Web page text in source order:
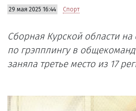
29 мая 2025 16:44 Спорт
Сборная Курской области
по грэпплингу в
заняла третье место из 17